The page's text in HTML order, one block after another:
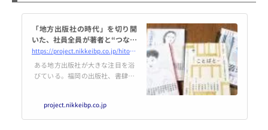
「地方出版社の時代」を切り開
いた、社員全員が著者と“つなが
る”出版社
https://project.nikkeibp.co.jp/hitomachi/atcl/study/00086/
ある地方出版社が大きな注目を浴
びている。福岡の出版社、書肆侃
にもかかわらず、近年、同社から
出版された本が次々と文学賞を受
project.nikkeibp.co.jp